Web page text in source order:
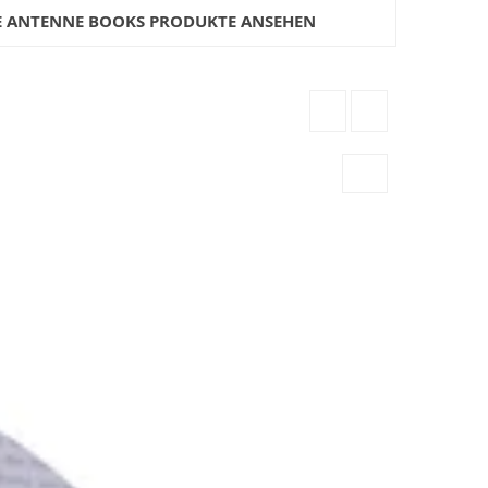
ANTENNE BOOKS PRODUKTE ANSEHEN